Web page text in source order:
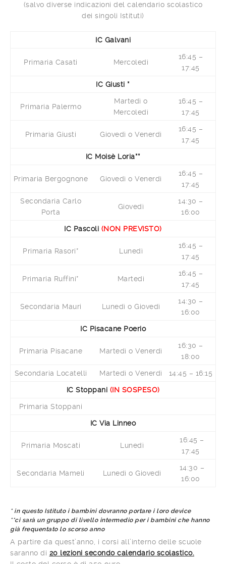
(salvo diverse indicazioni del calendario scolastico
dei singoli Istituti)
IC Galvani
Primaria Casati Mercoledì
16:45 –
17:45
IC Giusti *
Primaria Palermo
Martedì o
Mercoledì
16:45 –
17:45
Primaria Giusti Giovedì o Venerdì
16:45 –
17:45
IC Moisè Loria**
Primaria Bergognone Giovedì o Venerdì
16:45 –
17:45
Secondaria Carlo
Porta
Giovedì
14:30 –
16:00
IC Pascoli (NON PREVISTO)
Primaria Rasori* Lunedì
16:45 –
17:45
Primaria Ruffini* Martedì
16:45 –
17:45
Secondaria Mauri Lunedì o Giovedì
14:30 –
16:00
IC Pisacane Poerio
Primaria Pisacane Martedì o Venerdì
16:30 –
18:00
Secondaria Locatelli Martedì o Venerdì 14:45 – 16:15
IC Stoppani (IN SOSPESO)
Primaria Stoppani
IC Via Linneo
Primaria Moscati Lunedì
16:45 –
17:45
Secondaria Mameli Lunedì o Giovedì
14:30 –
16:00
* in questo Istituto i bambini dovranno portare i loro device
**ci sarà un gruppo di livello intermedio per i bambini che hanno
già frequentato lo scorso anno
A partire da quest’anno, i corsi all’interno delle scuole
saranno di 20 lezioni secondo calendario scolastico.